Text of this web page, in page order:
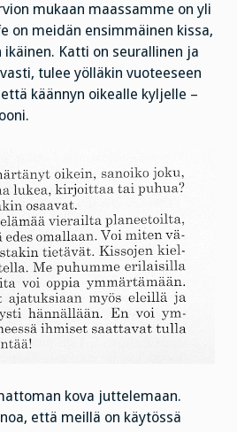
mukaan maassamme on yli
on meidän ensimmäinen kissa,
Katti on seurallinen ja
tulee yölläkin vuoteeseen
käännyn oikealle kyljelle –
kova juttelemaan.
että meillä on käytössä